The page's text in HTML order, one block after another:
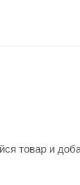
товар и